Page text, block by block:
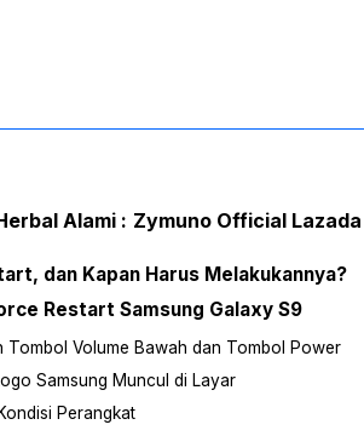
Alami : Zymuno Official Lazada
dan Kapan Harus Melakukannya?
Restart Samsung Galaxy S9
Tombol Volume Bawah dan Tombol Power
Samsung Muncul di Layar
Perangkat